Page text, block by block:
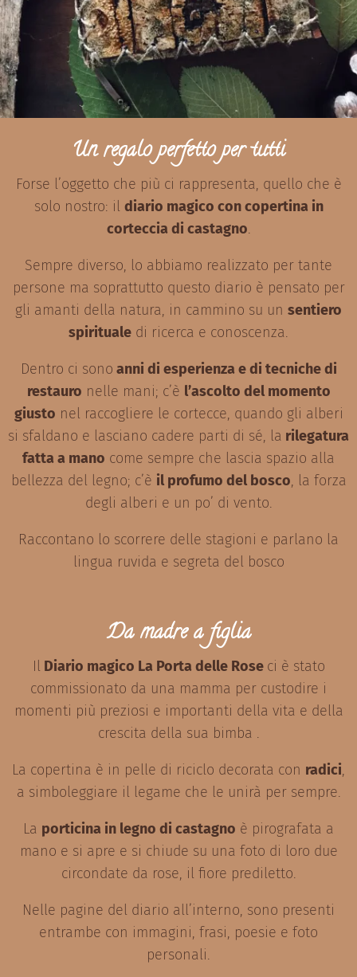
Un regalo perfetto per tutti
Forse l’oggetto che più ci rappresenta, quello che è
solo nostro: il diario magico con copertina in
corteccia di castagno.
Sempre diverso, lo abbiamo realizzato per tante
persone ma soprattutto questo diario è pensato per
gli amanti della natura, in cammino su un sentiero
spirituale di ricerca e conoscenza.
Dentro ci sono anni di esperienza e di tecniche di
restauro nelle mani; c’è l’ascolto del momento
giusto nel raccogliere le cortecce, quando gli alberi
si sfaldano e lasciano cadere parti di sé, la rilegatura
fatta a mano come sempre che lascia spazio alla
bellezza del legno; c’è il profumo del bosco, la forza
degli alberi e un po’ di vento.
Raccontano lo scorrere delle stagioni e parlano la
lingua ruvida e segreta del bosco
Da madre a figlia
IlDiario magico La Porta delle Rose ci è stato
commissionato da una mamma per custodire i
momenti più preziosi e importanti della vita e della
crescita della sua bimba .
La copertina è in pelle di riciclo decorata con radici,
a simboleggiare il legame che le unirà per sempre.
La porticina in legno di castagno è pirografata a
mano e si apre e si chiude su una foto di loro due
circondate da rose, il fiore prediletto.
Nelle pagine del diario all’interno, sono presenti
entrambe con immagini, frasi, poesie e foto
personali.